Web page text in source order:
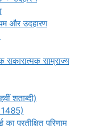
और उदहारण
सकारात्मक साम्राज्य
शताब्दी)
1485)
प्रतीक्षित परिणाम